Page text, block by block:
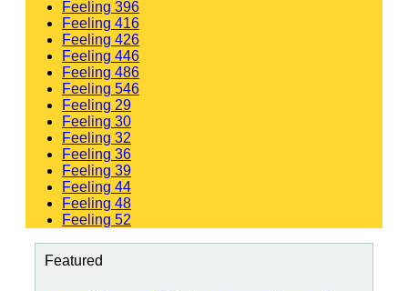
Feeling 396
Feeling 416
Feeling 426
Feeling 446
Feeling 486
Feeling 546
Feeling 29
Feeling 30
Feeling 32
Feeling 36
Feeling 39
Feeling 44
Feeling 48
Feeling 52
Featured